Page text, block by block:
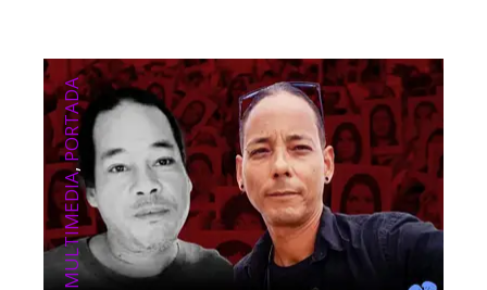
MULTIMEDIA
,
PORTADA